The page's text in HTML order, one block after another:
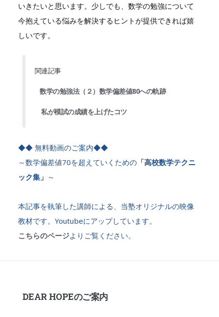
いきたいと思います。少しでも、数学の勉強について
今抱えている悩みを解決するヒントが提供できれば嬉
しいです。
関連記事
数学の勉強法（２）数学偏差値80への軌跡
私が模試の成績を上げたコツ
◆◆ 無料動画のご案内◆◆
～数学偏差値70を超えていくための「高校数学テクニ
ック集」 ～
本記事を執筆した講師による、当塾オリジナルの映像
教材です。Youtubeにアップしています。
こちらのページよりご覧ください。
DEAR HOPEのご案内